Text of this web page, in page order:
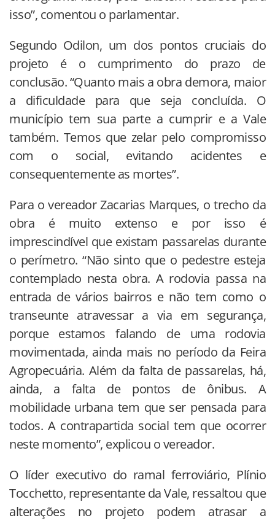
isso”, comentou o parlamentar.
Segundo Odilon, um dos pontos cruciais do
projeto é o cumprimento do prazo de
conclusão. “Quanto mais a obra demora, maior
a dificuldade para que seja concluída. O
município tem sua parte a cumprir e a Vale
também. Temos que zelar pelo compromisso
com o social, evitando acidentes e
consequentemente as mortes”.
Para o vereador Zacarias Marques, o trecho da
obra é muito extenso e por isso é
imprescindível que existam passarelas durante
o perímetro. “Não sinto que o pedestre esteja
contemplado nesta obra. A rodovia passa na
entrada de vários bairros e não tem como o
transeunte atravessar a via em segurança,
porque estamos falando de uma rodovia
movimentada, ainda mais no período da Feira
Agropecuária. Além da falta de passarelas, há,
ainda, a falta de pontos de ônibus. A
mobilidade urbana tem que ser pensada para
todos. A contrapartida social tem que ocorrer
neste momento”, explicou o vereador.
O líder executivo do ramal ferroviário, Plínio
Tocchetto, representante da Vale, ressaltou que
alterações no projeto podem atrasar a